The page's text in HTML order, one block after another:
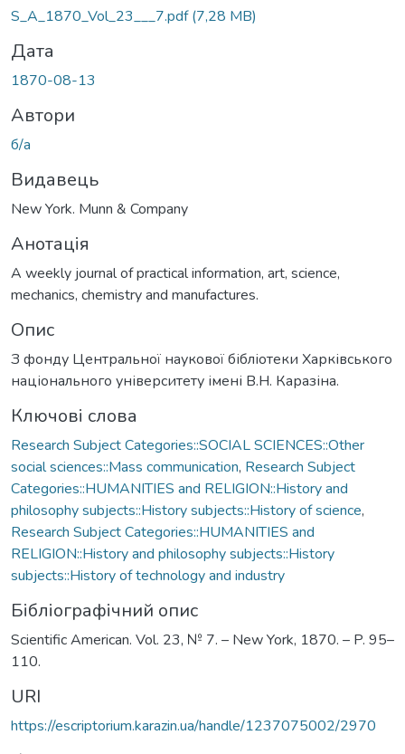
S_A_1870_Vol_23___7.pdf(7,28 MB)
Дата
1870-08-13
Автори
б/а
Видавець
New York. Munn & Company
Анотація
A weekly journal of practical information, art, science,
mechanics, chemistry and manufactures.
Опис
З фонду Центральної наукової бібліотеки Харківського
національного університету імені В.Н. Каразіна.
Ключові слова
Research Subject Categories::SOCIAL SCIENCES::Other
social sciences::Mass communication, Research Subject
Categories::HUMANITIES and RELIGION::History and
philosophy subjects::History subjects::History of science,
Research Subject Categories::HUMANITIES and
RELIGION::History and philosophy subjects::History
subjects::History of technology and industry
Бібліографічний опис
Scientific American. Vol. 23, № 7. – New York, 1870. – P. 95–
110.
URI
https://escriptorium.karazin.ua/handle/1237075002/2970